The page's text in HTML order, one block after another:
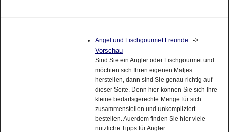
Angel und Fischgourmet Freunde
->
Vorschau
Sind Sie ein Angler oder Fischgourmet und
möchten sich Ihren eigenen Matjes
herstellen, dann sind Sie genau richtig auf
dieser Seite. Denn hier können Sie sich Ihre
kleine bedarfsgerechte Menge für sich
zusammenstellen und unkompliziert
bestellen. Auerdem finden Sie hier viele
nützliche Tipps für Angler.